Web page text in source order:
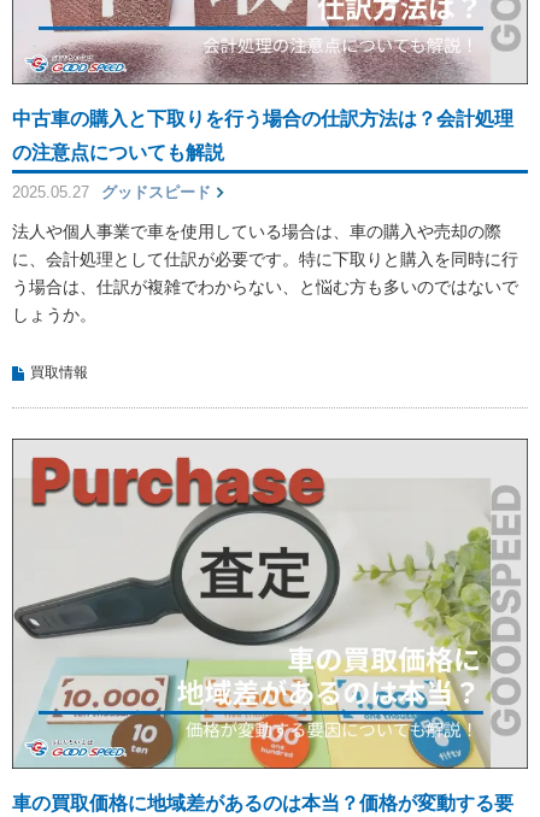
中古車の購入と下取りを行う場合の仕訳方法は？会計処理
の注意点についても解説
2025.05.27 グッドスピード
法人や個人事業で車を使用している場合は、車の購入や売却の際
に、会計処理として仕訳が必要です。特に下取りと購入を同時に行
う場合は、仕訳が複雑でわからない、と悩む方も多いのではないで
しょうか。
買取情報
車の買取価格に地域差があるのは本当？価格が変動する要